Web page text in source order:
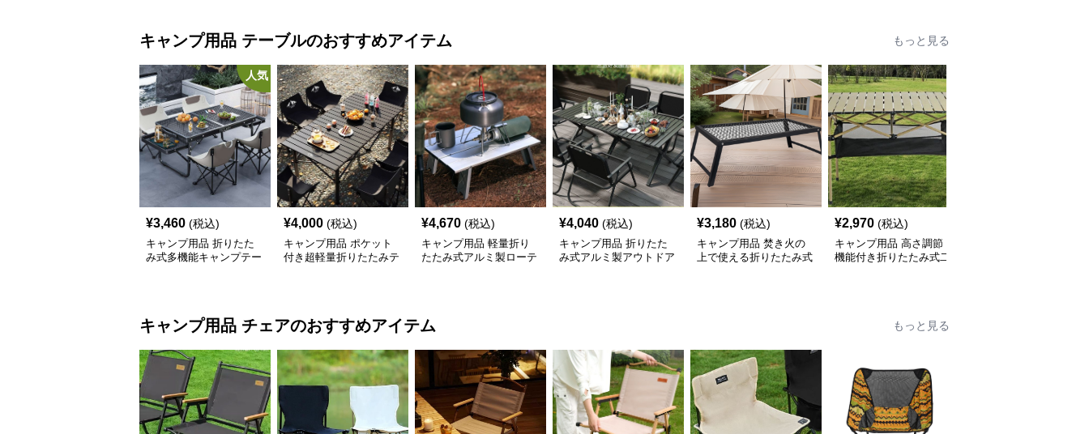
キャンプ用品 テーブルのおすすめアイテム もっと見る
人気
¥3,460 (税込)
キャンプ用品 折りたた
み式多機能キャンプテー
¥4,000 (税込)
キャンプ用品 ポケット
付き超軽量折りたたみテ
¥4,670 (税込)
キャンプ用品 軽量折り
たたみ式アルミ製ローテ
¥4,040 (税込)
キャンプ用品 折りたた
み式アルミ製アウトドア
¥3,180 (税込)
キャンプ用品 焚き火の
上で使える折りたたみ式
¥2,970 (税込)
キャンプ用品 高さ調節
機能付き折りたたみ式二
キャンプ用品 チェアのおすすめアイテム もっと見る